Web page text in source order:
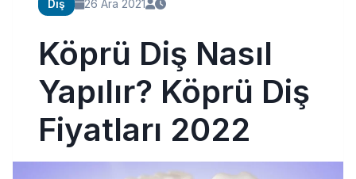
Diş 26 Ara 2021
Köprü Diş Nasıl
Yapılır? Köprü Diş
Fiyatları 2022